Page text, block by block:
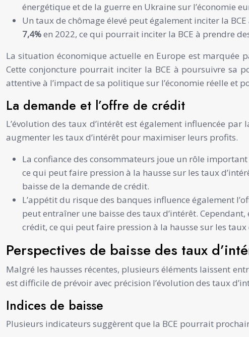
énergétique et de la guerre en Ukraine sur l’économie
Un taux de chômage élevé peut également inciter la
7,4%en 2022, ce qui pourrait inciter la BCE à prendre
La situation économique actuelle en Europe est marquée
Cette conjoncture pourrait inciter la BCE à poursuivre sa
attentive à l’impact de sa politique sur l’économie réelle
La demande et l’offre de crédit
L’évolution des taux d’intérêt est également influencée
augmenter les taux d’intérêt pour maximiser leurs profits.
La confiance des consommateurs joue un rôle
ce qui peut faire pression à la hausse sur les taux
baisse de la demande de crédit.
L’appétit du risque des banques influence également
peut entraîner une baisse des taux d’intérêt.
crédit, ce qui peut faire pression à la hausse sur les taux
Perspectives de baisse des taux
Malgré les hausses récentes, plusieurs éléments laissent
est difficile de prévoir avec précision l’évolution des taux
Indices de baisse
Plusieurs indicateurs suggèrent que la BCE pourrait